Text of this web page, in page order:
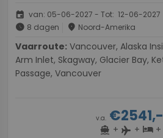
event van: 05-06-2027 - Tot: 12-06-2027
schedule 8 dagen place Noord-Amerika
Vaarroute:
Arm Inlet, Skagway, Glacier Bay,
Passage, Vancouver
v.a. €2541,-
directions_boat + flight + hotel+